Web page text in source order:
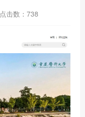
点击数： 738